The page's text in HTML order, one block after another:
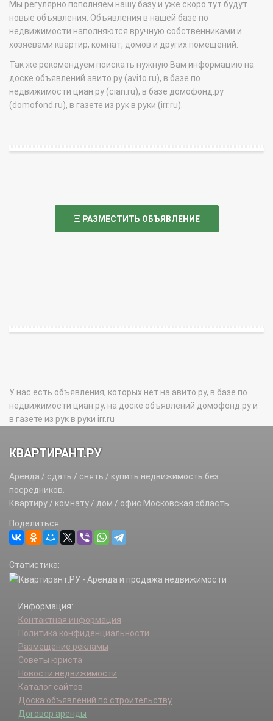
Мы регулярно пополняем нашу базу и уже скоро тут будут
новые объявления. Объявления в нашей базе по
недвижимости наполняются вручную собственниками и
хозяевами квартир, комнат, домов и других помещений.
Так же рекомендуем поискать нужную Вам информацию на
доске объявлений авито.ру (avito.ru), в базе по
недвижимости циан.ру (cian.ru), в базе домофонд.ру
(domofond.ru), в газете из рук в руки (irr.ru).
РАЗМЕСТИТЬ ОБЪЯВЛЕНИЕ
У нас есть объявления, которых нет на авито.ру, в базе по
недвижимости циан.ру, на доске объявлений домофонд.ру и
в газете из рук в руки irr.ru
КВАРТИРАНТ.РУ
Аренда / сдать / снять / купить недвижимость без
посредников.
Квартиру / комнату / дом / офис Московская область
Поделиться:
Статистика:
Информация:
Контактная информация
Политика конфиденциальности
Размещение рекламы
Советы юриста
Новости недвижимости
Каталог сайтов
Доска объявлений по строительству
Договор аренды